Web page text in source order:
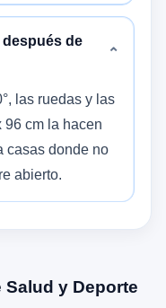
de
⌄
las ruedas y las
96 cm la hacen
casas donde no
abierto.
y Deporte